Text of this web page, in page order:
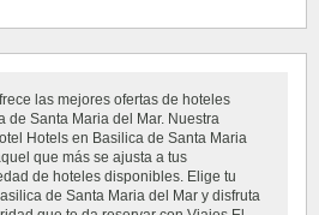
las mejores ofertas de hoteles
de Santa Maria del Mar. Nuestra
Hotels en Basilica de Santa Maria
que más se ajusta a tus
de hoteles disponibles. Elige tu
de Santa Maria del Mar y disfruta